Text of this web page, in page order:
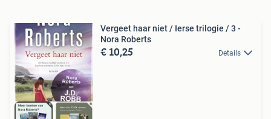
Vergeet haar niet / Ierse trilogie / 3 -
Nora Roberts
€ 10,25 Details